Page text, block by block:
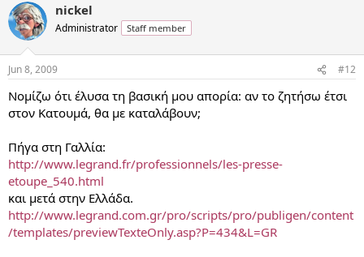
nickel
Administrator Staff member
Jun 8, 2009 #12
Νομίζω ότι έλυσα τη βασική μου απορία: αν το ζητήσω έτσι
στον Κατουμά, θα με καταλάβουν;
Πήγα στη Γαλλία:
http://www.legrand.fr/professionnels/les-presse-
etoupe_540.html
και μετά στην Ελλάδα.
http://www.legrand.com.gr/pro/scripts/pro/publigen/content
/templates/previewTexteOnly.asp?P=434&L=GR